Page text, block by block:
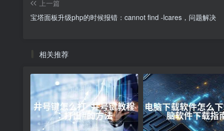
上一篇
宝塔面板升级php的时候报错：cannot find -lcares，问题解决
相关推荐